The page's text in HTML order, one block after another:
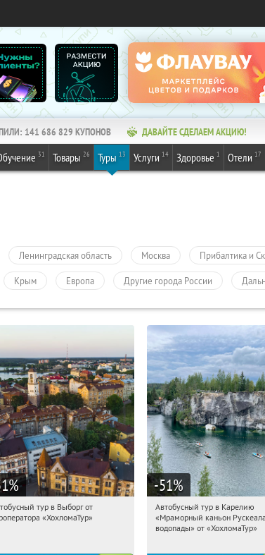
141 686 829 КУПОНОВ ДАВАЙТЕ СДЕЛАЕМ АКЦИЮ!
31 Товары 26 Туры 13 Услуги 14 Здоровье 1 Отели 17
Ленинградская область Москва Прибалтика и
Крым Европа Другие города России
%
20:37:04 Купили:
тур в Выборг от
«ХохломаТур»
-51%
20:37:04
Сенная площадь
Автобусный тур в Карелию
«Мраморный каньон
водопады» от «ХохломаТур»